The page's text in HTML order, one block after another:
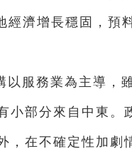
經濟增長穩固，預
以服務業為主導，
小部分來自中東。
，在不確定性加劇